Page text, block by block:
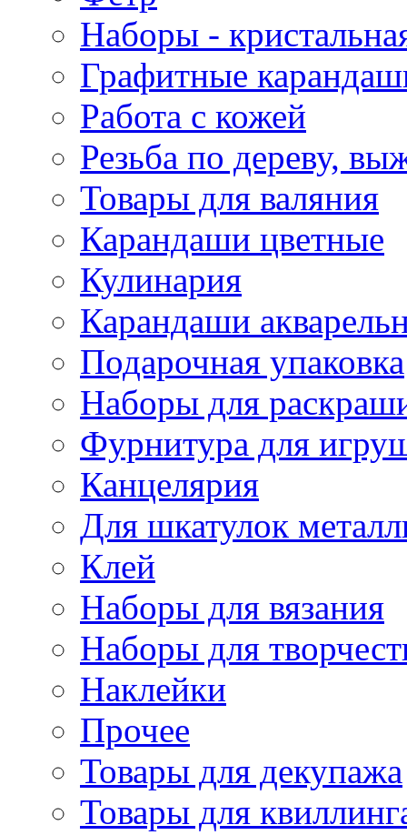
Наборы -
Графитные
Работа с кожей
Резьба по дереву,
Товары для валяния
Карандаши цветные
Кулинария
Карандаши
Подарочная упаковка
Наборы для
Фурнитура для
Канцелярия
Для шкатулок
Клей
Наборы для вязания
Наборы для
Наклейки
Прочее
Товары для декупажа
Товары для